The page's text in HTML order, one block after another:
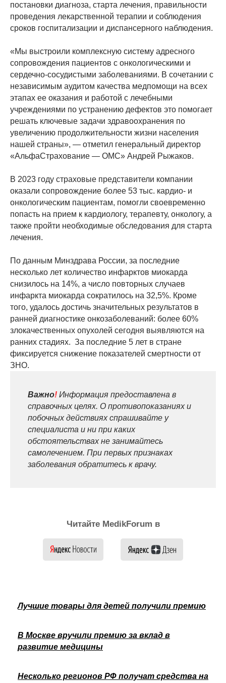
постановки диагноза, старта лечения, правильности
проведения лекарственной терапии и соблюдения
сроков госпитализации и диспансерного наблюдения.
«Мы выстроили комплексную систему адресного
сопровождения пациентов с онкологическими и
сердечно-сосудистыми заболеваниями. В сочетании с
независимым аудитом качества медпомощи на всех
этапах ее оказания и работой с лечебными
учреждениями по устранению дефектов это помогает
решать ключевые задачи здравоохранения по
увеличению продолжительности жизни населения
нашей страны», — отметил генеральный директор
«АльфаСтрахование — ОМС» Андрей Рыжаков.
В 2023 году страховые представители компании
оказали сопровождение более 53 тыс. кардио- и
онкологическим пациентам, помогли своевременно
попасть на прием к кардиологу, терапевту, онкологу, а
также пройти необходимые обследования для старта
лечения.
По данным Минздрава России, за последние
несколько лет количество инфарктов миокарда
снизилось на 14%, а число повторных случаев
инфаркта миокарда сократилось на 32,5%. Кроме
того, удалось достичь значительных результатов в
ранней диагностике онкозаболеваний: более 60%
злокачественных опухолей сегодня выявляются на
ранних стадиях. За последние 5 лет в стране
фиксируется снижение показателей смертности от
ЗНО.
Важно! Информация предоставлена в
справочных целях. О противопоказаниях и
побочных действиях спрашивайте у
специалиста и ни при каких
обстоятельствах не занимайтесь
самолечением. При первых признаках
заболевания обратитесь к врачу.
Читайте MedikForum в
Лучшие товары для детей получили премию
В Москве вручили премию за вклад в
развитие медицины
Несколько регионов РФ получат средства на